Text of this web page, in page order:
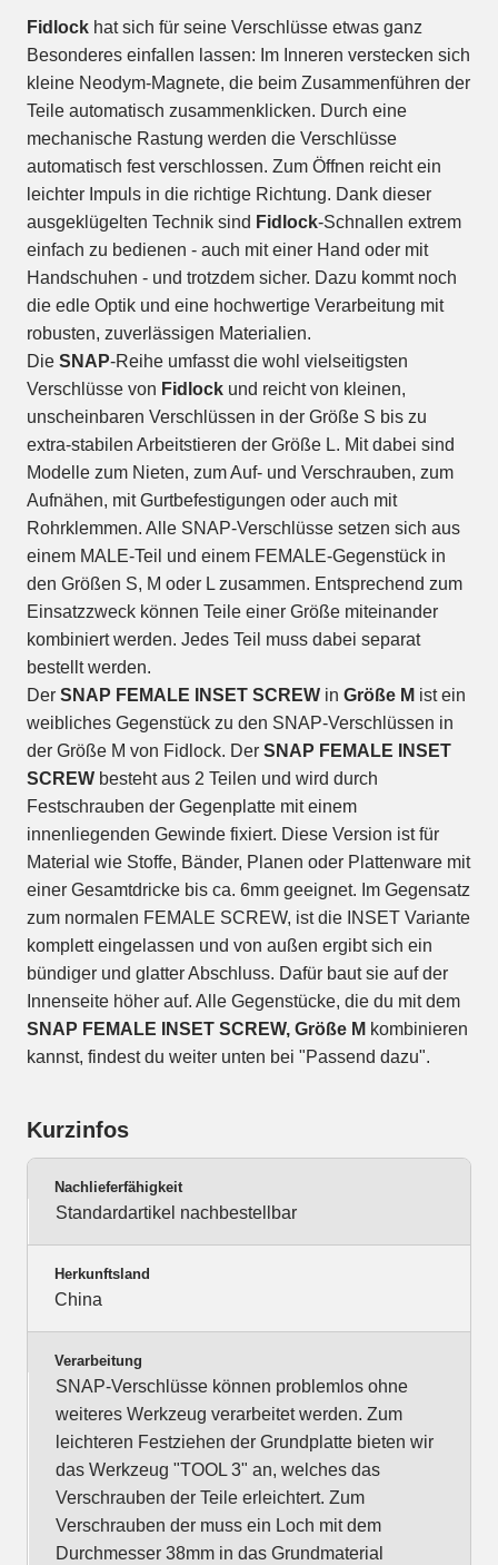
Fidlock hat sich für seine Verschlüsse etwas ganz
Besonderes einfallen lassen: Im Inneren verstecken sich
kleine Neodym-Magnete, die beim Zusammenführen der
Teile automatisch zusammenklicken. Durch eine
mechanische Rastung werden die Verschlüsse
automatisch fest verschlossen. Zum Öffnen reicht ein
leichter Impuls in die richtige Richtung. Dank dieser
ausgeklügelten Technik sind Fidlock-Schnallen extrem
einfach zu bedienen - auch mit einer Hand oder mit
Handschuhen - und trotzdem sicher. Dazu kommt noch
die edle Optik und eine hochwertige Verarbeitung mit
robusten, zuverlässigen Materialien.
Die SNAP-Reihe umfasst die wohl vielseitigsten
Verschlüsse von Fidlock und reicht von kleinen,
unscheinbaren Verschlüssen in der Größe S bis zu
extra-stabilen Arbeitstieren der Größe L. Mit dabei sind
Modelle zum Nieten, zum Auf- und Verschrauben, zum
Aufnähen, mit Gurtbefestigungen oder auch mit
Rohrklemmen. Alle SNAP-Verschlüsse setzen sich aus
einem MALE-Teil und einem FEMALE-Gegenstück in
den Größen S, M oder L zusammen. Entsprechend zum
Einsatzzweck können Teile einer Größe miteinander
kombiniert werden. Jedes Teil muss dabei separat
bestellt werden.
Der SNAP FEMALE INSET SCREW in Größe M ist ein
weibliches Gegenstück zu den SNAP-Verschlüssen in
der Größe M von Fidlock. Der SNAP FEMALE INSET
SCREW besteht aus 2 Teilen und wird durch
Festschrauben der Gegenplatte mit einem
innenliegenden Gewinde fixiert. Diese Version ist für
Material wie Stoffe, Bänder, Planen oder Plattenware mit
einer Gesamtdricke bis ca. 6mm geeignet. Im Gegensatz
zum normalen FEMALE SCREW, ist die INSET Variante
komplett eingelassen und von außen ergibt sich ein
bündiger und glatter Abschluss. Dafür baut sie auf der
Innenseite höher auf. Alle Gegenstücke, die du mit dem
SNAP FEMALE INSET SCREW, Größe M kombinieren
kannst, findest du weiter unten bei "Passend dazu".
Kurzinfos
Nachlieferfähigkeit
Standardartikel nachbestellbar
Herkunftsland
China
Verarbeitung
SNAP-Verschlüsse können problemlos ohne
weiteres Werkzeug verarbeitet werden. Zum
leichteren Festziehen der Grundplatte bieten wir
das Werkzeug "TOOL 3" an, welches das
Verschrauben der Teile erleichtert. Zum
Verschrauben der muss ein Loch mit dem
Durchmesser 38mm in das Grundmaterial